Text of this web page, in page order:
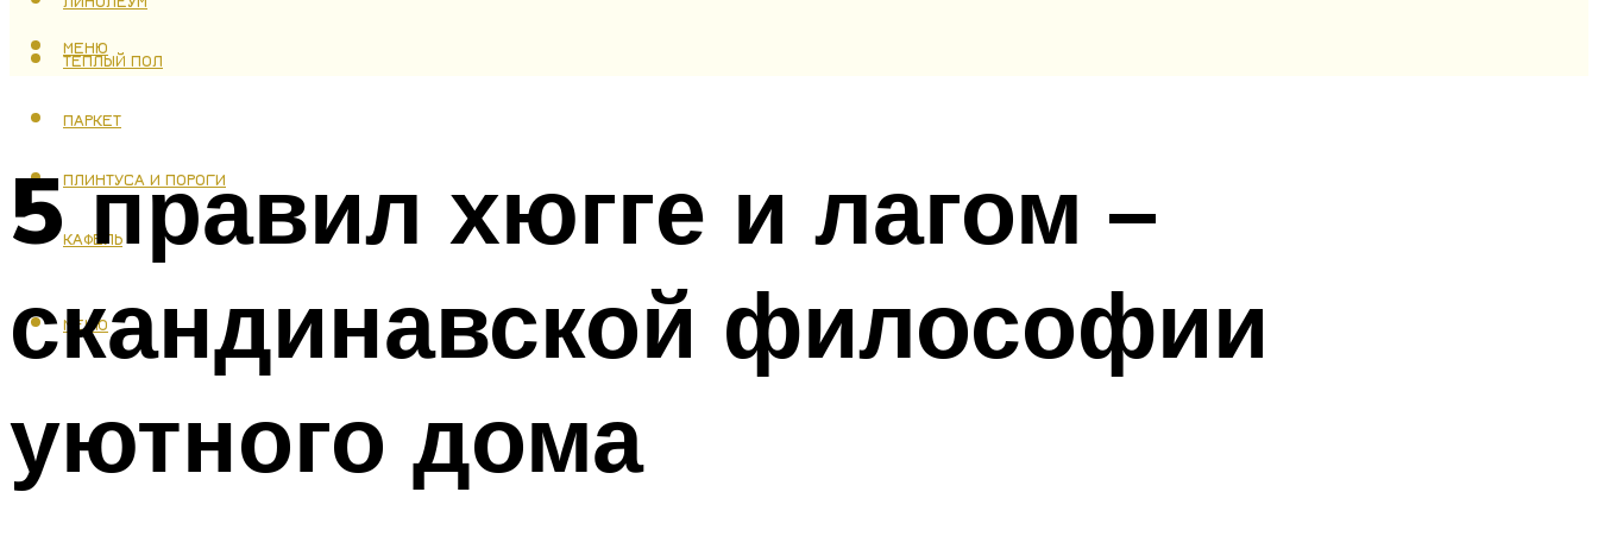
ТЕПЛЫЙ ПОЛ
ПАРКЕТ
ПЛИНТУСА И ПОРОГИ
КАФЕЛЬ
МЕНЮ
МЕНЮ
5 правил хюгге и лагом –
скандинавской философии
уютного дома